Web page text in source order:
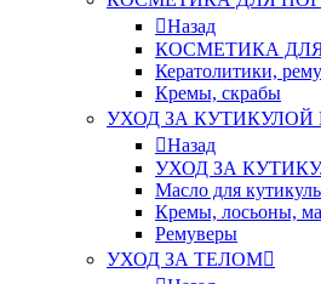
Назад
КОСМЕТИКА
Кератолитики,
Кремы, скрабы
УХОД ЗА
Назад
УХОД ЗА
Масло для
Кремы, лосьоны,
Ремуверы
УХОД ЗА ТЕЛОМ